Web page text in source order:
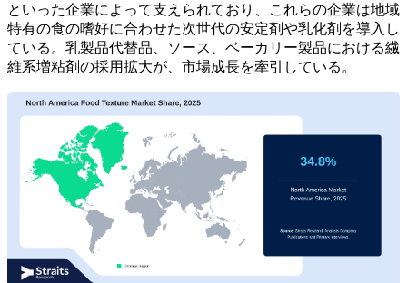
といった企業によって支えられており、これらの企業は地域
特有の食の嗜好に合わせた次世代の安定剤や乳化剤を導入し
ている。乳製品代替品、ソース、ベーカリー製品における繊
維系増粘剤の採用拡大が、市場成長を牽引している。